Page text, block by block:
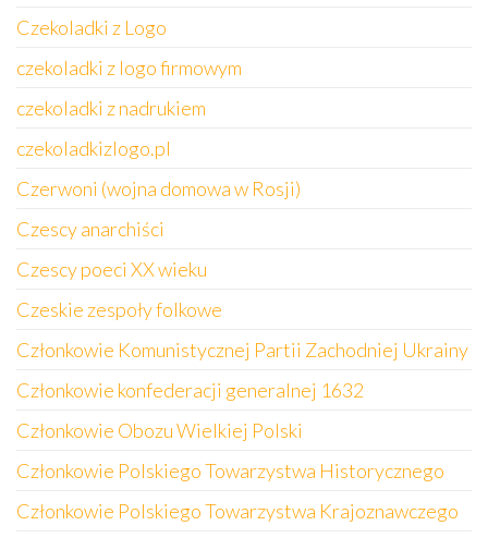
Czekoladki z Logo
czekoladki z logo firmowym
czekoladki z nadrukiem
czekoladkizlogo.pl
Czerwoni (wojna domowa w Rosji)
Czescy anarchiści
Czescy poeci XX wieku
Czeskie zespoły folkowe
Członkowie Komunistycznej Partii Zachodniej Ukrainy
Członkowie konfederacji generalnej 1632
Członkowie Obozu Wielkiej Polski
Członkowie Polskiego Towarzystwa Historycznego
Członkowie Polskiego Towarzystwa Krajoznawczego